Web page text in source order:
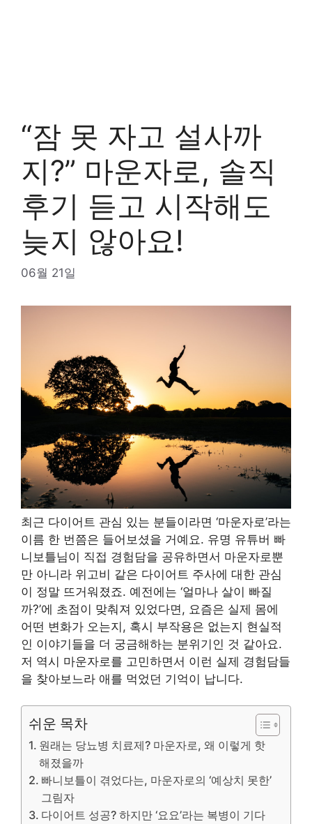
“잠 못 자고 설사까
지?” 마운자로, 솔직
후기 듣고 시작해도
늦지 않아요!
06월 21일
최근 다이어트 관심 있는 분들이라면 ‘마운자로’라는
이름 한 번쯤은 들어보셨을 거예요. 유명 유튜버 빠
니보틀님이 직접 경험담을 공유하면서 마운자로뿐
만 아니라 위고비 같은 다이어트 주사에 대한 관심
이 정말 뜨거워졌죠. 예전에는 ‘얼마나 살이 빠질
까?’에 초점이 맞춰져 있었다면, 요즘은 실제 몸에
어떤 변화가 오는지, 혹시 부작용은 없는지 현실적
인 이야기들을 더 궁금해하는 분위기인 것 같아요.
저 역시 마운자로를 고민하면서 이런 실제 경험담들
을 찾아보느라 애를 먹었던 기억이 납니다.
쉬운 목차
원래는 당뇨병 치료제? 마운자로, 왜 이렇게 핫
해졌을까
빠니보틀이 겪었다는, 마운자로의 ‘예상치 못한’
그림자
다이어트 성공? 하지만 ‘요요’라는 복병이 기다